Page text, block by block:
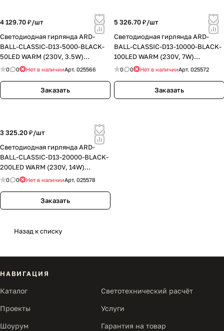
4 129.70 ₽/шт
Светодиодная гирлянда ARD-
BALL-CLASSIC-D13-5000-BLACK-
50LED WARM (230V, 3.5W)
(Ardecoled, IP65)
0 0 Нет в наличииАрт. 025566
Заказать
5 326.70 ₽/шт
Светодиодная гирлянда ARD-
BALL-CLASSIC-D13-10000-BLACK-
100LED WARM (230V, 7W)
(Ardecoled, IP65)
0 0 Нет в наличииАрт. 025572
Заказать
3 325.20 ₽/шт
Светодиодная гирлянда ARD-
BALL-CLASSIC-D13-20000-BLACK-
200LED WARM (230V, 14W)
(Ardecoled, IP65)
0 0 Нет в наличииАрт. 025578
Заказать
Назад к списку
НАВИГАЦИЯ
Каталог Светотехнический расчёт
Проекты Услуги
Шоурум Гарантия на товар